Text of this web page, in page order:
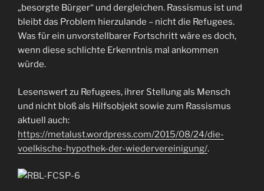
„besorgte Bürger“ und dergleichen. Rassismus ist und
bleibt das Problem hierzulande – nicht die Refugees.
Was für ein unvorstellbarer Fortschritt wäre es doch,
wenn diese schlichte Erkenntnis mal ankommen
würde.
Lesenswert zu Refugees, ihrer Stellung als Mensch
und nicht bloß als Hilfsobjekt sowie zum Rassismus
aktuell auch:
https://metalust.wordpress.com/2015/08/24/die-
voelkische-hypothek-der-wiedervereinigung/.